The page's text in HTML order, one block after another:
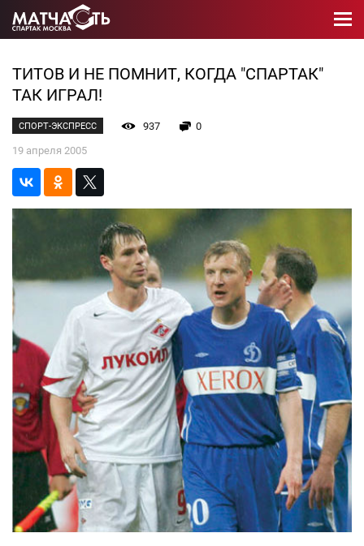
ТИТОВ И НЕ ПОМНИТ, КОГДА "СПАРТАК"
ТАК ИГРАЛ!
СПОРТ-ЭКСПРЕСС 937
0
19 апреля 2005